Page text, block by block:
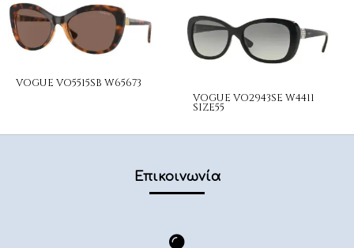
VOGUE VO5515SB W65673
VOGUE VO2943SE W4411
SIZE55
Επικοινωνία